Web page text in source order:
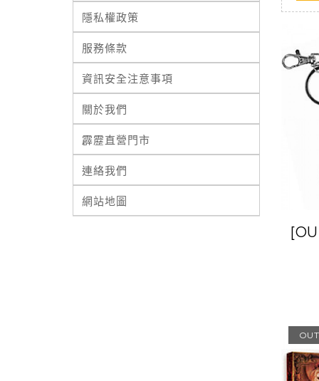
隱私權政策
服務條款
資訊安全注意事項
關於我們
霹靂直營門市
連絡我們
網站地圖